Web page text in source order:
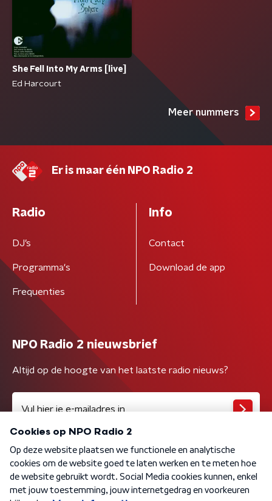
She Fell Into My Arms [live]
Ed Harcourt
Meer nummers
Er is maar één NPO Radio 2
Radio
DJ’s
Programma's
Frequenties
Info
Contact
Download de app
NPO Radio 2 nieuwsbrief
Altijd op de hoogte van het laatste radio nieuws?
Algemene voorwaarden